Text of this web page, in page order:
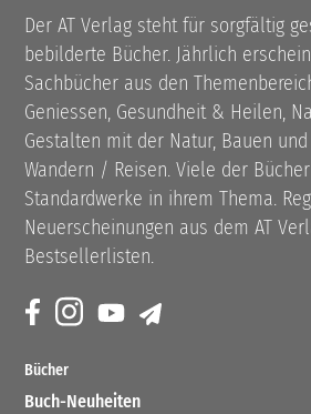
Der AT Verlag steht für sorgfältig
bebilderte Bücher. Jährlich
Sachbücher aus den
Geniessen, Gesundheit & Heilen,
Gestalten mit der Natur, Bauen
Wandern / Reisen. Viele der
Standardwerke in ihrem Thema.
Neuerscheinungen aus dem AT
Bestsellerlisten.
Bücher
Buch-Neuheiten